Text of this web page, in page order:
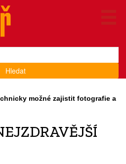
Hledat
možné zajistit fotografie a